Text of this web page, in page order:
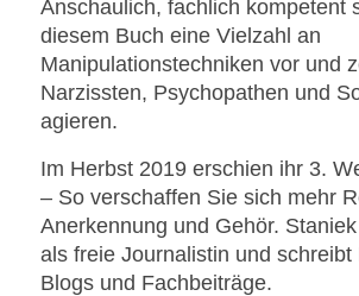
Anschaulich, fachlich kompetent
diesem Buch eine Vielzahl an
Manipulationstechniken vor und
Narzissten, Psychopathen und
agieren.
Im Herbst 2019 erschien ihr 3.
– So verschaffen Sie sich mehr
Anerkennung und Gehör.
als freie Journalistin und schreibt
Blogs und Fachbeiträge.